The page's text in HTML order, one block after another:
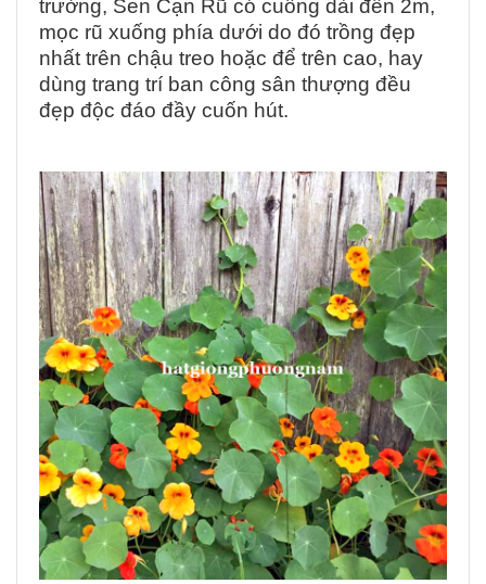
trường, Sen Cạn Rũ có cuống dài đến 2m,
mọc rũ xuống phía dưới do đó trồng đẹp
nhất trên chậu treo hoặc để trên cao, hay
dùng trang trí ban công sân thượng đều
đẹp độc đáo đầy cuốn hút.